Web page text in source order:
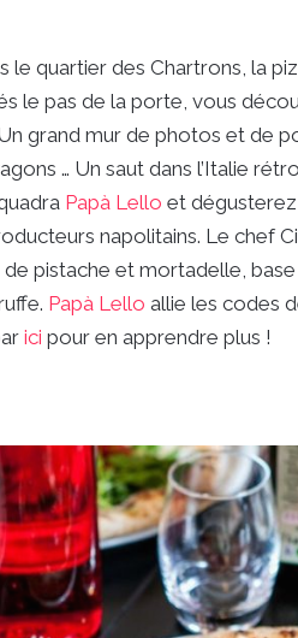
le quartier des Chartrons, la
le pas de la porte, vous
grand mur de photos et de
… Un saut dans l’Italie
Papà Lello et
napolitains. Le chef
pistache et mortadelle,
Papà Lello allie les codes
ici pour en apprendre plus !